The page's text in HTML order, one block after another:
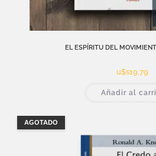
EL ESPÍRITU DEL
u$s19,79
Añadir al
AGOTADO